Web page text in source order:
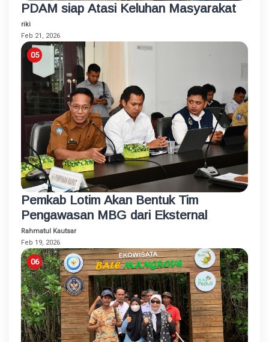
PDAM siap Atasi Keluhan Masyarakat
riki
Feb 21, 2026
Pemkab Lotim Akan Bentuk Tim
Pengawasan MBG dari Eksternal
Rahmatul Kautsar
Feb 19, 2026